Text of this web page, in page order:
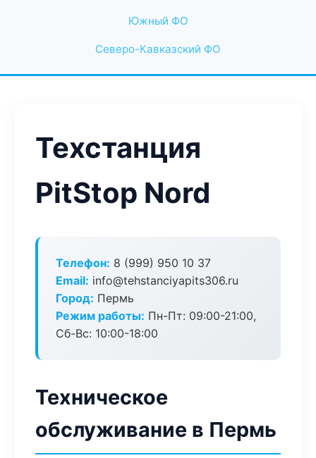
Южный ФО
Северо-Кавказский ФО
Техстанция
PitStop Nord
Телефон: 8 (999) 950 10 37
Email: info@tehstanciyapits306.ru
Город: Пермь
Режим работы: Пн-Пт: 09:00-21:00,
Сб-Вс: 10:00-18:00
Техническое
обслуживание в Пермь